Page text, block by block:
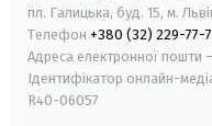
пл. Галицька, буд. 15, м.
Телефон +380 (32) 229-77-
Адреса електронної пошти
Ідентифікатор онлайн-
R40-06057